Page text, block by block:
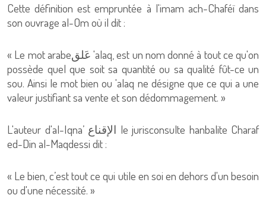
Cette définition est empruntée à l'imam ach-Chaféï dans
son ouvrage al-Om où il dit :
« Le mot arabeعَلق 'alaq, est un nom donné à tout ce qu'on
possède quel que soit sa quantité ou sa qualité fût-ce un
sou. Ainsi le mot bien ou 'alaq ne désigne que ce qui a une
valeur justifiant sa vente et son dédommagement. »
L'auteur d'al-Iqna’ الإقناع le jurisconsulte hanbalite Charaf
ed-Din al-Maqdessi dit :
« Le bien, c’est tout ce qui utile en soi en dehors d'un besoin
ou d'une nécessité. »